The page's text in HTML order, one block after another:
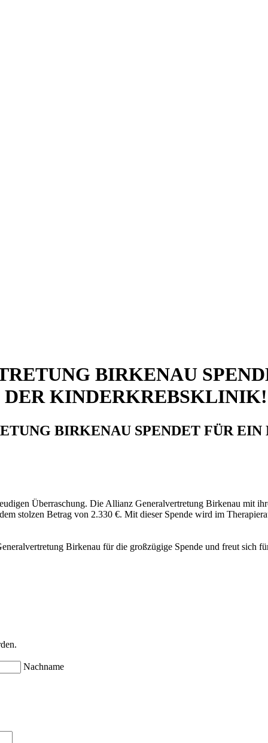
BIRKENAU
KINDERKREBSKLINIK!
BIRKENAU SPENDET FÜR EIN
Überraschung. Die Allianz Generalvertretung Birkenau mit
stolzen Betrag von 2.330 €. Mit dieser Spende wird im
Birkenau für die großzügige Spende und freut sich
Nachname